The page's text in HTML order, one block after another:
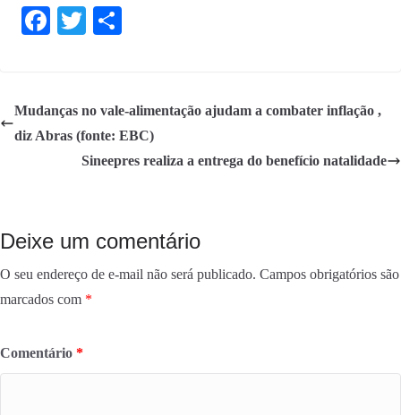
Fa
ok
T
r
Mudanças no vale-alimentação ajudam a combater inflação ,
diz Abras (fonte: EBC)
Sineepres realiza a entrega do benefício natalidade
Deixe um comentário
O seu endereço de e-mail não será publicado. Campos obrigatórios são
marcados com *
Comentário *